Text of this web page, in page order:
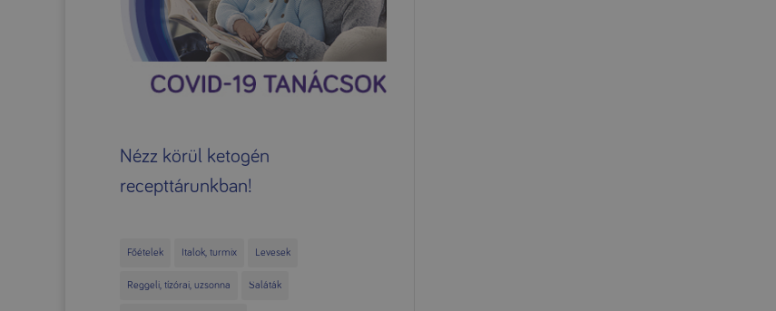
Nézz körül ketogén
recepttárunkban!
Főételek Italok, turmix Levesek
Reggeli, tízórai, uzsonna Saláták